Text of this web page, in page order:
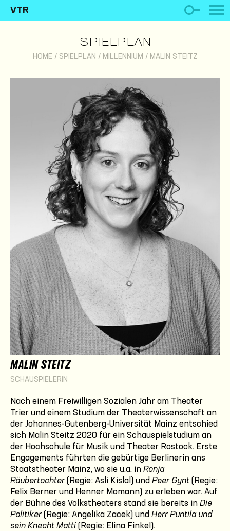
VTR
SPIELPLAN
HOME / SPIELPLAN / MILLENNIUM / MALIN STEITZ
MALIN STEITZ
SCHAUSPIELERIN
Nach einem Freiwilligen Sozialen Jahr am Theater
Trier und einem Studium der Theaterwissenschaft an
der Johannes-Gutenberg-Universität Mainz entschied
sich Malin Steitz 2020 für ein Schauspielstudium an
der Hochschule für Musik und Theater Rostock. Erste
Engagements führten die gebürtige Berlinerin ans
Staatstheater Mainz, wo sie u.a. in Ronja
Räubertochter(Regie: Asli Kislal) und Peer Gynt (Regie:
Felix Berner und Henner Momann) zu erleben war. Auf
der Bühne des Volkstheaters stand sie bereits in Die
Politiker(Regie: Angelika Zacek) und Herr Puntila und
sein Knecht Matti (Regie: Elina Finkel).